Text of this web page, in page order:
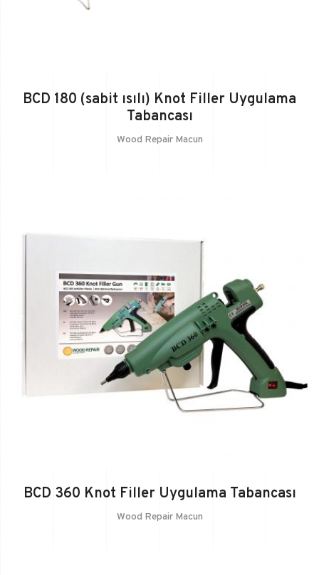
BCD 180 (sabit ısılı) Knot Filler Uygulama
Tabancası
Wood Repair Macun
BCD 360 Knot Filler Uygulama Tabancası
Wood Repair Macun